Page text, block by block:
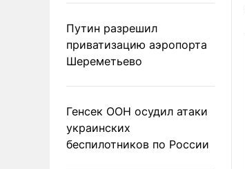
Путин разрешил
приватизацию аэропорта
Шереметьево
Генсек ООН осудил атаки
украинских
беспилотников по России